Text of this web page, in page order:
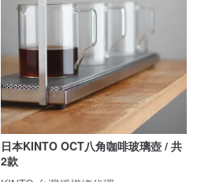
日本KINTO OCT八角咖啡玻璃壺 / 共
2款